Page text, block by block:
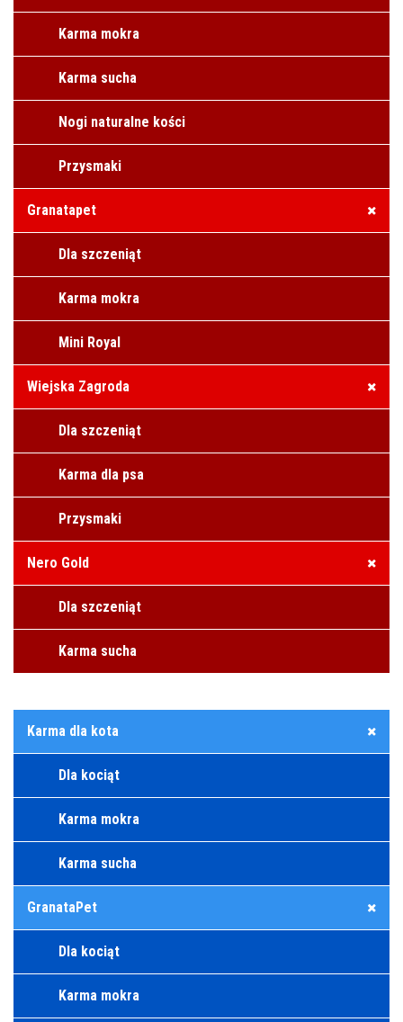
Karma mokra
Karma sucha
Nogi naturalne kości
Przysmaki
Granatapet
Dla szczeniąt
Karma mokra
Mini Royal
Wiejska Zagroda
Dla szczeniąt
Karma dla psa
Przysmaki
Nero Gold
Dla szczeniąt
Karma sucha
Karma dla kota
Dla kociąt
Karma mokra
Karma sucha
GranataPet
Dla kociąt
Karma mokra